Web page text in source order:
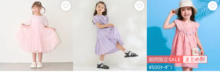
期間限定SALE まとめ割
¥500ｸｰﾎﾟﾝ